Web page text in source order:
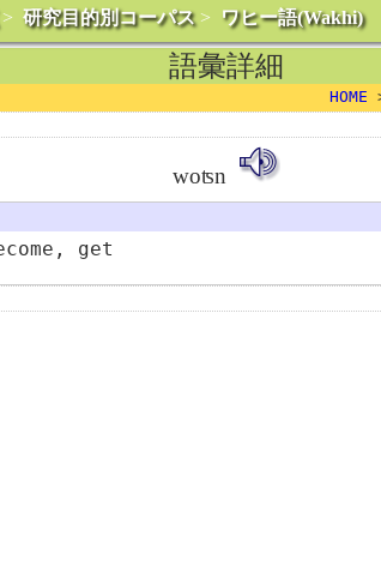
研究目的別コーパス> ワヒー語(Wakhi)
語彙詳細
HOME
woʦn
get